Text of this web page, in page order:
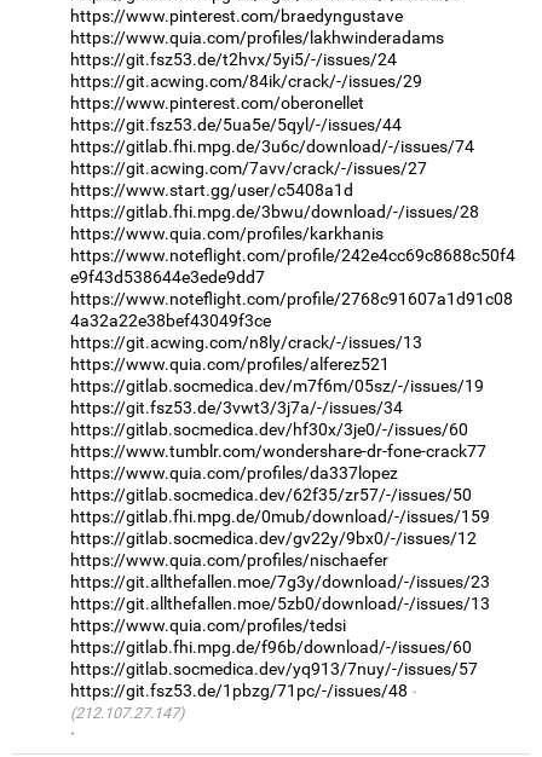
https://www.pinterest.com/braedyngustave
https://www.quia.com/profiles/lakhwinderadams
https://git.fsz53.de/t2hvx/5yi5/-/issues/24
https://git.acwing.com/84ik/crack/-/issues/29
https://www.pinterest.com/oberonellet
https://git.fsz53.de/5ua5e/5qyl/-/issues/44
https://gitlab.fhi.mpg.de/3u6c/download/-/issues/74
https://git.acwing.com/7avv/crack/-/issues/27
https://www.start.gg/user/c5408a1d
https://gitlab.fhi.mpg.de/3bwu/download/-/issues/28
https://www.quia.com/profiles/karkhanis
https://www.noteflight.com/profile/242e4cc69c8688c50f4
e9f43d538644e3ede9dd7
https://www.noteflight.com/profile/2768c91607a1d91c08
4a32a22e38bef43049f3ce
https://git.acwing.com/n8ly/crack/-/issues/13
https://www.quia.com/profiles/alferez521
https://gitlab.socmedica.dev/m7f6m/05sz/-/issues/19
https://git.fsz53.de/3vwt3/3j7a/-/issues/34
https://gitlab.socmedica.dev/hf30x/3je0/-/issues/60
https://www.tumblr.com/wondershare-dr-fone-crack77
https://www.quia.com/profiles/da337lopez
https://gitlab.socmedica.dev/62f35/zr57/-/issues/50
https://gitlab.fhi.mpg.de/0mub/download/-/issues/159
https://gitlab.socmedica.dev/gv22y/9bx0/-/issues/12
https://www.quia.com/profiles/nischaefer
https://git.allthefallen.moe/7g3y/download/-/issues/23
https://git.allthefallen.moe/5zb0/download/-/issues/13
https://www.quia.com/profiles/tedsi
https://gitlab.fhi.mpg.de/f96b/download/-/issues/60
https://gitlab.socmedica.dev/yq913/7nuy/-/issues/57
https://git.fsz53.de/1pbzg/71pc/-/issues/48
(212.107.27.147)
·